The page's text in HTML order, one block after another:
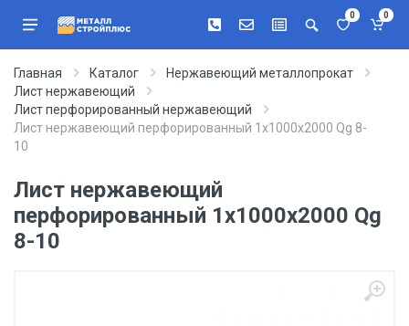
0 0
Главная Каталог
Нержавеющий металлопрокат
Лист нержавеющий
Лист перфорированный нержавеющий
Лист нержавеющий перфорированный 1х1000х2000 Qg 8-
10
Лист нержавеющий
перфорированный 1х1000х2000 Qg
8-10